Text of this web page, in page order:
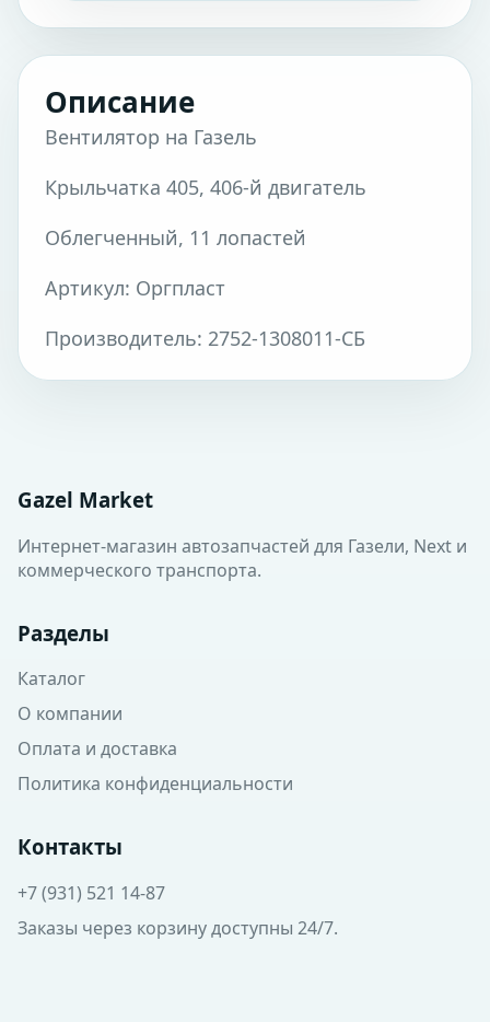
Описание
Вентилятор на Газель
Крыльчатка 405, 406-й двигатель
Облегченный, 11 лопастей
Артикул: Оргпласт
Производитель: 2752-1308011-СБ
Gazel Market
Интернет-магазин автозапчастей для Газели, Next и
коммерческого транспорта.
Разделы
Каталог
О компании
Оплата и доставка
Политика конфиденциальности
Контакты
+7 (931) 521 14-87
Заказы через корзину доступны 24/7.